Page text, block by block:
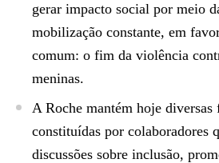
gerar impacto social por meio
mobilização constante, em
comum: o fim da violência
meninas.
A Roche mantém hoje diversas
constituídas por colaboradores
discussões sobre inclusão,